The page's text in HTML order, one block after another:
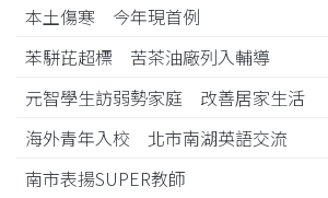
本土傷寒 今年現首例
苯駢芘超標 苦茶油廠列入輔導
元智學生訪弱勢家庭 改善居家生活
海外青年入校 北市南湖英語交流
南市表揚SUPER教師